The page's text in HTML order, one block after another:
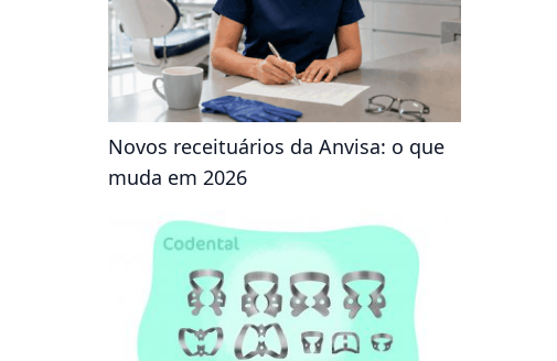
Novos receituários da Anvisa: o que
muda em 2026